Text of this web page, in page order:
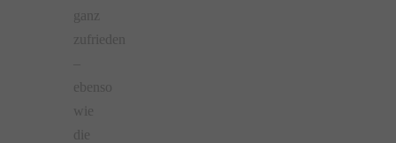
ganz
zufrieden
ebenso
wie
die